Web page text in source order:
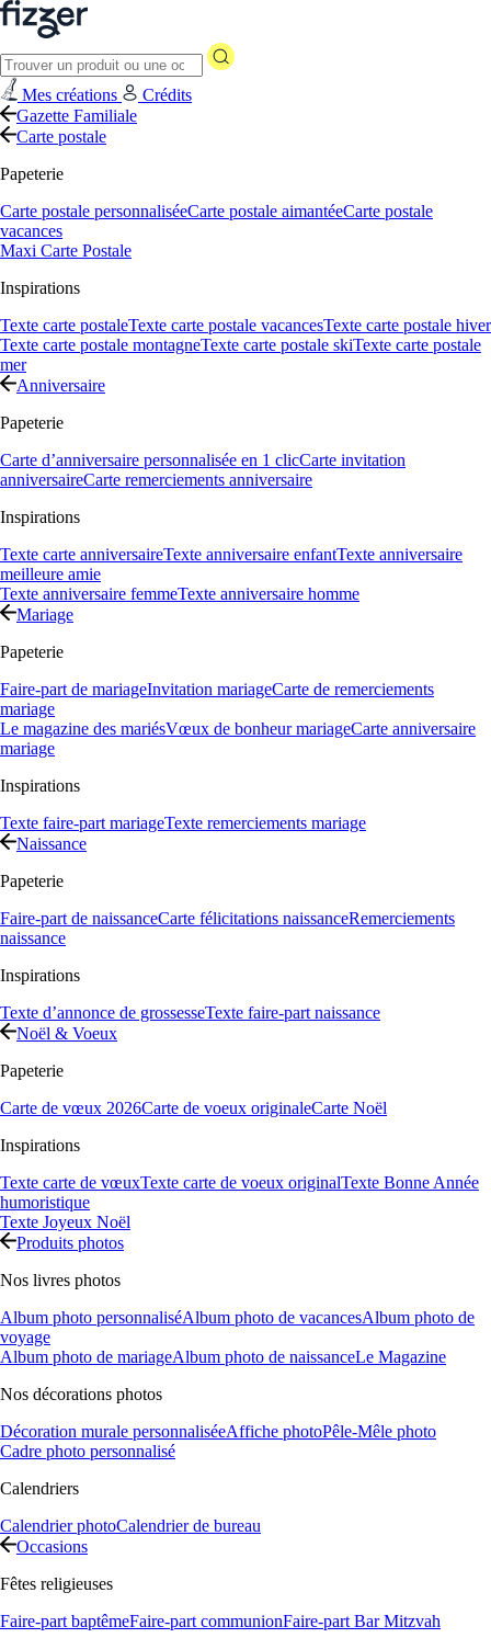
Mes créations
Crédits
Gazette Familiale
Carte postale
Papeterie
Carte postale personnaliséeCarte postale aimantéeCarte postale
vacances
Maxi Carte Postale
Inspirations
Texte carte postaleTexte carte postale vacancesTexte carte postale hiver
Texte carte postale montagneTexte carte postale skiTexte carte postale
mer
Anniversaire
Papeterie
Carte d’anniversaire personnalisée en 1 clicCarte invitation
anniversaireCarte remerciements anniversaire
Inspirations
Texte carte anniversaireTexte anniversaire enfantTexte anniversaire
meilleure amie
Texte anniversaire femmeTexte anniversaire homme
Mariage
Papeterie
Faire-part de mariageInvitation mariageCarte de remerciements
mariage
Le magazine des mariésVœux de bonheur mariageCarte anniversaire
mariage
Inspirations
Texte faire-part mariageTexte remerciements mariage
Naissance
Papeterie
Faire-part de naissanceCarte félicitations naissanceRemerciements
naissance
Inspirations
Texte d’annonce de grossesseTexte faire-part naissance
Noël & Voeux
Papeterie
Carte de vœux 2026Carte de voeux originaleCarte Noël
Inspirations
Texte carte de vœuxTexte carte de voeux originalTexte Bonne Année
humoristique
Texte Joyeux Noël
Produits photos
Nos livres photos
Album photo personnaliséAlbum photo de vacancesAlbum photo de
voyage
Album photo de mariageAlbum photo de naissanceLe Magazine
Nos décorations photos
Décoration murale personnaliséeAffiche photoPêle-Mêle photo
Cadre photo personnalisé
Calendriers
Calendrier photoCalendrier de bureau
Occasions
Fêtes religieuses
Faire-part baptêmeFaire-part communionFaire-part Bar Mitzvah